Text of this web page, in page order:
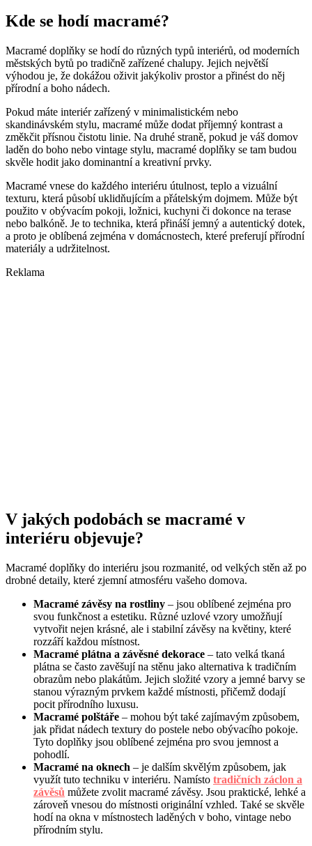
Kde se hodí macramé?
Macramé doplňky se hodí do různých typů interiérů, od moderních
městských bytů po tradičně zařízené chalupy. Jejich největší
výhodou je, že dokážou oživit jakýkoliv prostor a přinést do něj
přírodní a boho nádech.
Pokud máte interiér zařízený v minimalistickém nebo
skandinávském stylu, macramé může dodat příjemný kontrast a
změkčit přísnou čistotu linie. Na druhé straně, pokud je váš domov
laděn do boho nebo vintage stylu, macramé doplňky se tam budou
skvěle hodit jako dominantní a kreativní prvky.
Macramé vnese do každého interiéru útulnost, teplo a vizuální
texturu, která působí uklidňujícím a přátelským dojmem. Může být
použito v obývacím pokoji, ložnici, kuchyni či dokonce na terase
nebo balkóně. Je to technika, která přináší jemný a autentický dotek,
a proto je oblíbená zejména v domácnostech, které preferují přírodní
materiály a udržitelnost.
Reklama
V jakých podobách se macramé v
interiéru objevuje?
Macramé doplňky do interiéru jsou rozmanité, od velkých stěn až po
drobné detaily, které zjemní atmosféru vašeho domova.
Macramé závěsy na rostliny – jsou oblíbené zejména pro
svou funkčnost a estetiku. Různé uzlové vzory umožňují
vytvořit nejen krásné, ale i stabilní závěsy na květiny, které
rozzáří každou místnost.
Macramé plátna a závěsné dekorace – tato velká tkaná
plátna se často zavěšují na stěnu jako alternativa k tradičním
obrazům nebo plakátům. Jejich složité vzory a jemné barvy se
stanou výrazným prvkem každé místnosti, přičemž dodají
pocit přírodního luxusu.
Macramé polštáře – mohou být také zajímavým způsobem,
jak přidat nádech textury do postele nebo obývacího pokoje.
Tyto doplňky jsou oblíbené zejména pro svou jemnost a
pohodlí.
Macramé na oknech – je dalším skvělým způsobem, jak
využít tuto techniku v interiéru. Namísto tradičních záclon a
závěsů můžete zvolit macramé závěsy. Jsou praktické, lehké a
zároveň vnesou do místnosti originální vzhled. Také se skvěle
hodí na okna v místnostech laděných v boho, vintage nebo
přírodním stylu.